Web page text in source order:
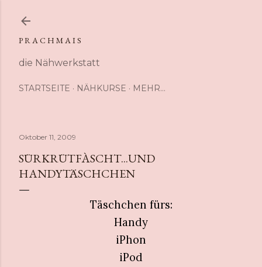
P R A C H M A I S
die Nähwerkstatt
STARTSEITE NÄHKURSE MEHR…
Oktober 11, 2009
SÜRKRÜTFÀSCHT...UND
HANDYTÄSCHCHEN
Täschchen fürs:
Handy
iPhon
iPod